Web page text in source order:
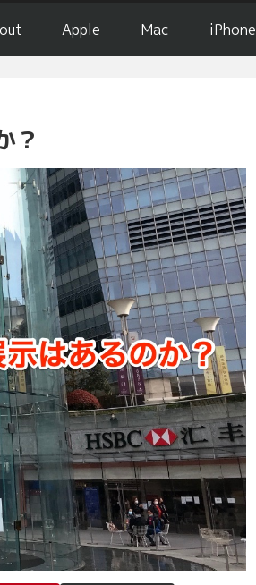
Apple Mac iPhone
？